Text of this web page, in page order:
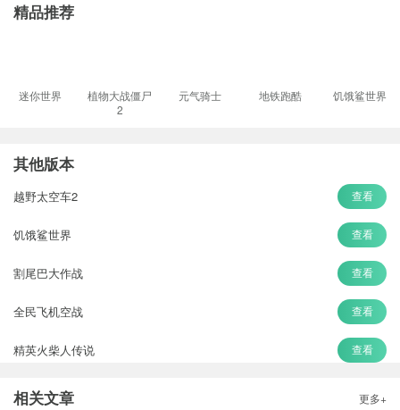
精品推荐
迷你世界
植物大战僵尸
2
元气骑士 地铁跑酷 饥饿鲨世界
其他版本
越野太空车2 查看
饥饿鲨世界 查看
割尾巴大作战 查看
全民飞机空战 查看
精英火柴人传说 查看
节奏盒子
相关文章 更多+